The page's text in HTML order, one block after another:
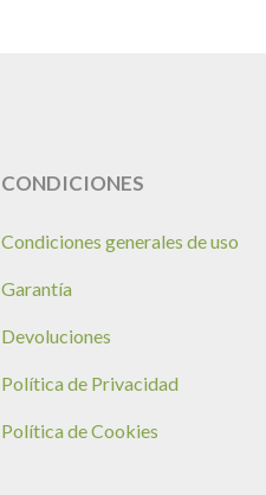
CONDICIONES
Condiciones generales de uso
Garantía
Devoluciones
Política de Privacidad
Política de Cookies